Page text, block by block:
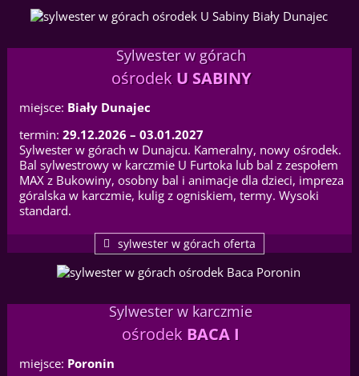
Sylwester w górach
ośrodekU SABINY
miejsce: Biały Dunajec
termin: 29.12.2026 – 03.01.2027
Sylwester w górach w Dunajcu. Kameralny, nowy ośrodek.
Bal sylwestrowy w karczmie U Furtoka lub bal z zespołem
MAX z Bukowiny, osobny bal i animacje dla dzieci, impreza
góralska w karczmie, kulig z ogniskiem, termy. Wysoki
standard.
sylwester w górach oferta
Sylwester w karczmie
ośrodek BACA I
miejsce: Poronin